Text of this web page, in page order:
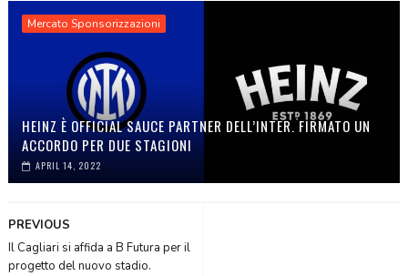
Mercato Sponsorizzazioni
HEINZ È OFFICIAL SAUCE PARTNER DELL’INTER. FIRMATO UN
ACCORDO PER DUE STAGIONI
APRIL 14, 2022
PREVIOUS
Il Cagliari si affida a B Futura per il
progetto del nuovo stadio.